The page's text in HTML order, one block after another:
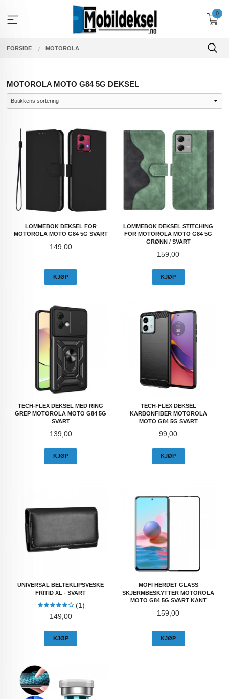
innholdet
0
FORSIDE MOTOROLA
MOTOROLA MOTO G84 5G DEKSEL
LOMMEBOK DEKSEL FOR
MOTOROLA MOTO G84 5G SVART
Pris
149,00
KJØP
LOMMEBOK DEKSEL STITCHING
FOR MOTOROLA MOTO G84 5G
GRØNN / SVART
Pris
159,00
KJØP
TECH-FLEX DEKSEL MED RING
GREP MOTOROLA MOTO G84 5G
SVART
Pris
139,00
KJØP
TECH-FLEX DEKSEL
KARBONFIBER MOTOROLA
MOTO G84 5G SVART
Pris
99,00
KJØP
UNIVERSAL BELTEKLIPSVESKE
FRITID XL - SVART
(1)
Pris
149,00
KJØP
MOFI HERDET GLASS
SKJERMBESKYTTER MOTOROLA
MOTO G84 5G SVART KANT
Pris
159,00
KJØP